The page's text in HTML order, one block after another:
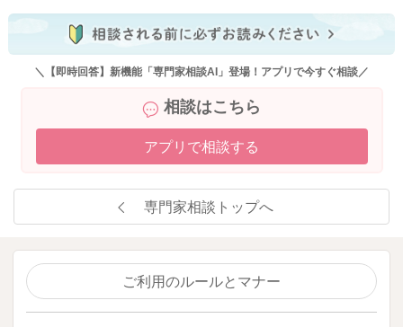
＼【即時回答】新機能「専門家相談AI」登場！アプリで今すぐ相談／
相談はこちら
アプリで相談する
専門家相談トップへ
ご利用のルールとマナー